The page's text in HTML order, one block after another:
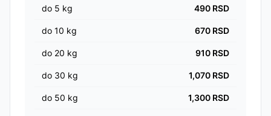
do 5 kg 490 RSD
do 10 kg 670 RSD
do 20 kg 910 RSD
do 30 kg 1,070 RSD
do 50 kg 1,300 RSD